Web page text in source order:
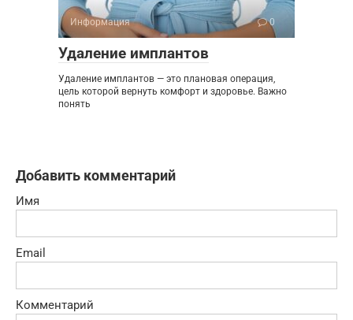
Информация 0
Удаление имплантов
Удаление имплантов — это плановая операция,
цель которой вернуть комфорт и здоровье. Важно
понять
Добавить комментарий
Имя
Email
Комментарий